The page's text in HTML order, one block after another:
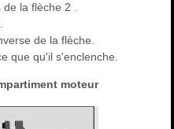
la flèche 2 .
de la flèche.
que qu'il s'enclenche.
moteur